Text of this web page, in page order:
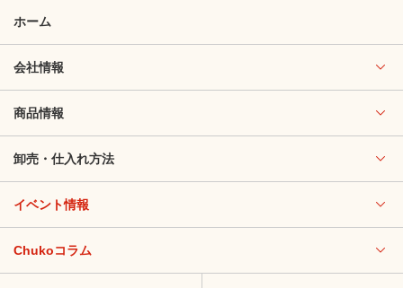
ホーム
会社情報
商品情報
卸売・仕入れ方法
イベント情報
Chukoコラム